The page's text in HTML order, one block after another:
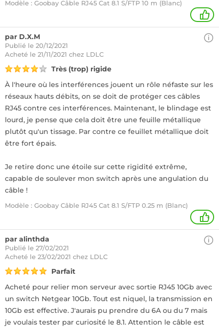
Modèle : Goobay Câble RJ45 Cat 8.1 S/FTP 10 m (Blanc)
1
par D.X.M
Publié le 20/12/2021
Acheté le 21/11/2021 chez LDLC
Très (trop) rigide
À l'heure où les interférences jouent un rôle néfaste sur les
réseaux hauts débits, on se doit de protéger ces câbles
RJ45 contre ces interférences. Maintenant, le blindage est
lourd, je pense que cela doit être une feuille métallique
plutôt qu'un tissage. Par contre ce feuillet métallique doit
être fort épais.
Je retire donc une étoile sur cette rigidité extrême,
capable de soulever mon switch après une angulation du
câble !
Modèle : Goobay Câble RJ45 Cat 8.1 S/FTP 0.25 m (Blanc)
+
par alinthda
Publié le 27/02/2021
Acheté le 23/02/2021 chez LDLC
Parfait
Acheté pour relier mon serveur avec sortie RJ45 10Gb avec
un switch Netgear 10Gb. Tout est niquel, la transmission en
10Gb est effective. J'aurais pu prendre du 6A ou du 7 mais
je voulais tester par curiosité le 8.1. Attention le câble est